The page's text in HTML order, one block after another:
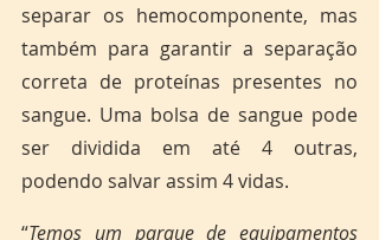
separar os hemocomponente, mas
também para garantir a separação
correta de proteínas presentes no
sangue. Uma bolsa de sangue pode
ser dividida em até 4 outras,
podendo salvar assim 4 vidas.
“Temos um parque de equipamentos